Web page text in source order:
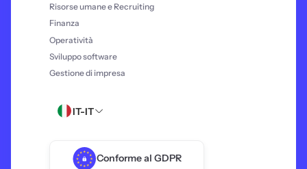
Risorse umane e Recruiting
Finanza
Operatività
Sviluppo software
Gestione di impresa
IT-IT
Conforme al GDPR